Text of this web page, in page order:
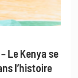
Le Kenya se
l’histoire